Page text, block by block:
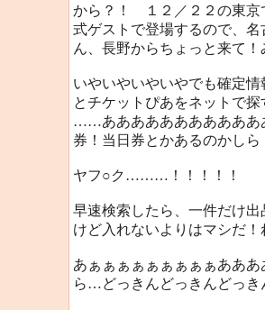
から？！ １２／２２の東京
式ゲストで登場するので、
ん、長野からちょっと来て
いやいやいやいやでも確定
とチケットぴあをネットで
……あああああああああああ
券！当日券とかあるのかし
ヤフ○ク………！！！！！
早速検索したら、一件だけ
けど入れないよりはマシだ
あぁぁぁぁぁぁぁぁぁああ
ら…どっきんどっきんど